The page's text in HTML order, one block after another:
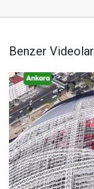
Benzer Videolar